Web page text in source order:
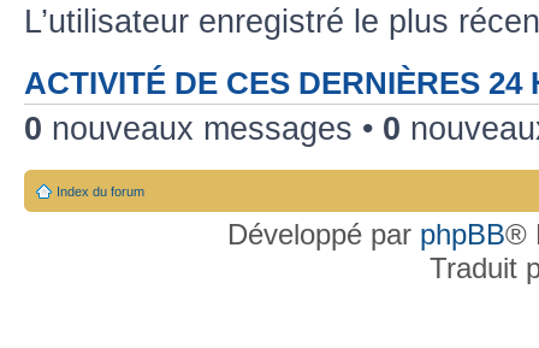
L’utilisateur enregistré le plus
ACTIVITÉ DE CES DERNIÈRES 24
0 nouveaux messages • 0
Index du forum
Développé par phpBB®
Traduit